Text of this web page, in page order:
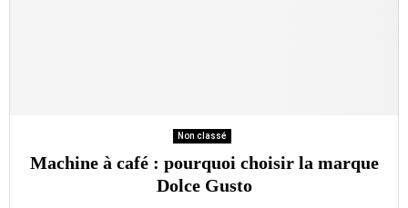
Non classé
Machine à café : pourquoi choisir la marque
Dolce Gusto